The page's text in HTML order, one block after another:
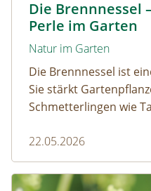
Die Brennnessel
Perle im Garten
Natur im Garten
Die Brennnessel ist
Sie stärkt
Schmetterlingen wie
Wer sie im Garten
Artenvielfalt.
22.05.2026
Schmetterling des